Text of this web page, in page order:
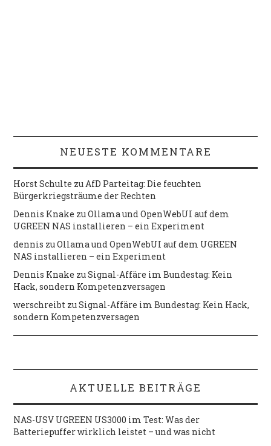
NEUESTE KOMMENTARE
Horst Schulte zuAfD Parteitag: Die feuchten
Bürgerkriegsträume der Rechten
Dennis Knake zuOllama und OpenWebUI auf dem
UGREEN NAS installieren – ein Experiment
dennis zuOllama und OpenWebUI auf dem UGREEN
NAS installieren – ein Experiment
Dennis Knake zuSignal-Affäre im Bundestag: Kein
Hack, sondern Kompetenzversagen
werschreibt zuSignal-Affäre im Bundestag: Kein Hack,
sondern Kompetenzversagen
AKTUELLE BEITRÄGE
NAS-USV UGREEN US3000 im Test: Was der
Batteriepuffer wirklich leistet – und was nicht